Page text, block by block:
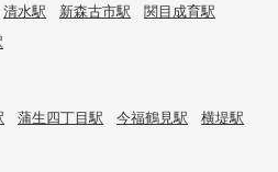
清水駅 新森古市駅
関目成育駅
蒲生四丁目駅 今福鶴見駅
横堤駅